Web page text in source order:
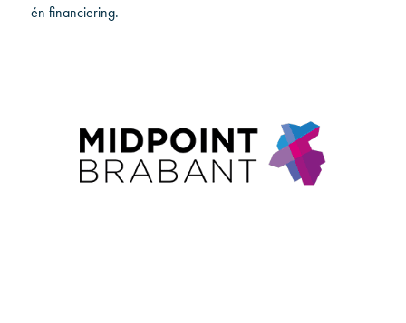
én financiering.